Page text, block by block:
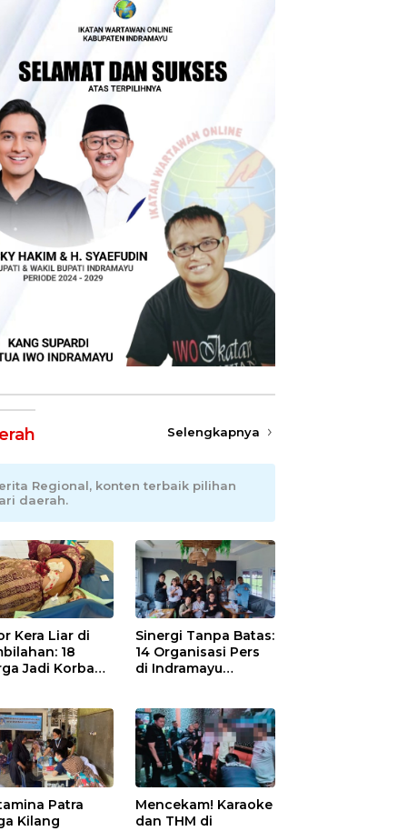
Selengkapnya
Regional, konten terbaik pilihan
daerah.
Kera Liar di
18
Jadi Korban
Sinergi Tanpa Batas:
14 Organisasi Pers
di Indramayu
FKJI
Patra
Kilang
Mencekam! Karaoke
dan THM di